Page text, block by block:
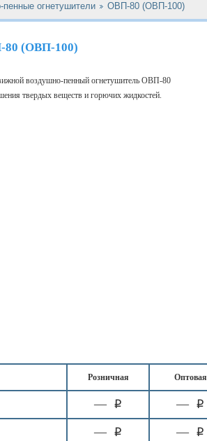
пенные огнетушители ОВП-80 (ОВП-100)
80 (ОВП-100)
воздушно-пенный огнетушитель ОВП-80
твердых веществ и горючих жидкостей.
Розничная Оптовая
— i — i
— i — i